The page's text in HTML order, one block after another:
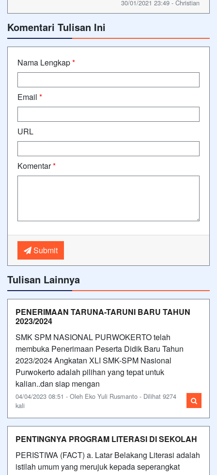
30/01/2021 23:49 - Christian
Komentari Tulisan Ini
Nama Lengkap*
Email *
URL
Komentar*
Submit
Tulisan Lainnya
PENERIMAAN TARUNA-TARUNI BARU TAHUN
2023/2024
SMK SPM NASIONAL PURWOKERTO telah
membuka Penerimaan Peserta Didik Baru Tahun
2023/2024 Angkatan XLI SMK-SPM Nasional
Purwokerto adalah pilihan yang tepat untuk
kalian..dan siap mengan
04/04/2023 08:51 - Oleh Eko Yuli Rusmanto - Dilihat 9274
kali
PENTINGNYA PROGRAM LITERASI DI SEKOLAH
PERISTIWA (FACT) a. Latar Belakang Literasi adalah
istilah umum yang merujuk kepada seperangkat